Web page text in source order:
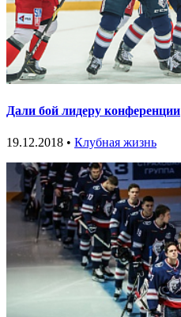
Дали бой лидеру конференции
19.12.2018 • Клубная жизнь